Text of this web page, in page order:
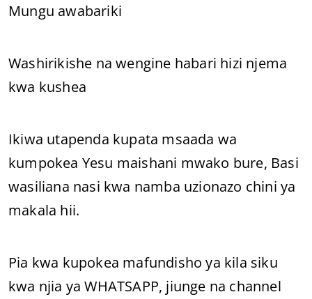
Mungu awabariki
Washirikishe na wengine habari hizi njema
kwa kushea
Ikiwa utapenda kupata msaada wa
kumpokea Yesu maishani mwako bure, Basi
wasiliana nasi kwa namba uzionazo chini ya
makala hii.
Pia kwa kupokea mafundisho ya kila siku
kwa njia ya WHATSAPP, jiunge na channel